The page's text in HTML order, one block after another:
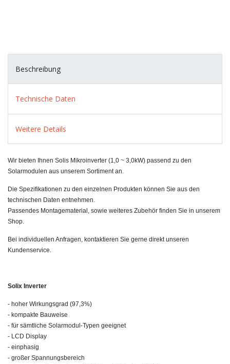
Beschreibung
Technische Daten
Weitere Details
Wir bieten Ihnen Solis Mikroinverter (1,0 ~ 3,0kW) passend zu den
Solarmodulen aus unserem Sortiment an.
Die Spezifikationen zu den einzelnen Produkten können Sie aus den
technischen Daten entnehmen.
Passendes Montagematerial, sowie weiteres Zubehör finden Sie in unserem
Shop.
Bei individuellen Anfragen, kontaktieren Sie gerne direkt unseren
Kundenservice.
Solix Inverter
- hoher Wirkungsgrad (97,3%)
- kompakte Bauweise
- für sämtliche Solarmodul-Typen geeignet
- LCD Display
- einphasig
- großer Spannungsbereich